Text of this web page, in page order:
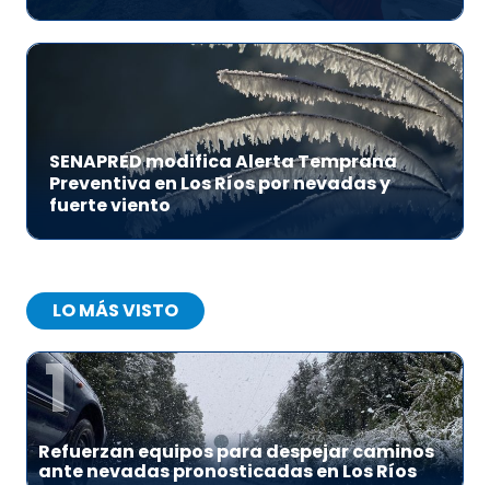
SENAPRED modifica Alerta Temprana
Preventiva en Los Ríos por nevadas y
fuerte viento
LO MÁS VISTO
1
Refuerzan equipos para despejar caminos
ante nevadas pronosticadas en Los Ríos